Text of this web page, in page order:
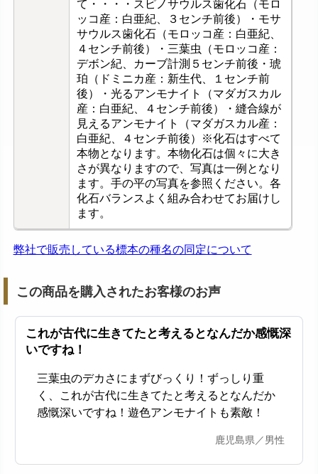
て・・・・スピノサウルス歯化石（モロ
ッコ産：白亜紀、３センチ前後）・モサ
サウルス歯化石（モロッコ産：白亜紀、
４センチ前後）・三葉虫（モロッコ産：
デボン紀、カーブ計測５センチ前後・琥
珀（ドミニカ産：新生代、１センチ前
後）・光るアンモナイト（マダガスカル
産：白亜紀、４センチ前後）・縫合線が
見えるアンモナイト（マダガスカル産：
白亜紀、４センチ前後）※化石はすべて
本物となります。本物化石は個々に大き
さが異なりますので、写真は一例となり
ます。手の平の写真を参照ください。各
化石バランスよく組み合わせてお届けし
ます。
弊社で販売している標本の種名の同定について
この商品を購入されたお客様のお声
これが古代に生きてたと考えるとなんだか感慨深
いですね！
三葉虫のデカさにまずびっくり！ずっしり重
く、これが古代に生きてたと考えるとなんだか
感慨深いですね！遊色アンモナイトも素敵！
鹿児島県／男性